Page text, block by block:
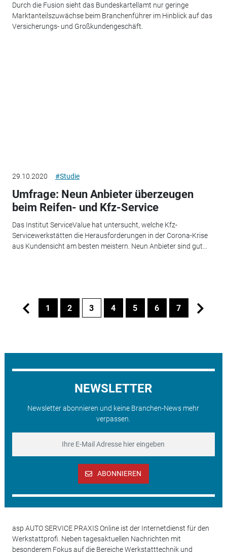
Durch die Fusion sieht das Bundeskartellamt nur geringe
Marktanteilszuwächse beim Branchenführer im Hinblick auf das
Versicherungs- und Großkundengeschäft.
29.10.2020 #Studie
Umfrage: Neun Anbieter überzeugen
beim Reifen- und Kfz-Service
Das Institut ServiceValue hat untersucht, welche Kfz-
Servicewerkstätten die Herausforderungen in der Corona-Krise
aus Kundensicht am besten meistern. Neun Anbieter sind gut...
1 2 3 4 5 6 7
NEWSLETTER
Newsletter abonnieren und keine Branchen-News mehr
verpassen.
ABONNIEREN
asp AUTO SERVICE PRAXIS Online ist der Internetdienst für den
Werkstattprofi. Neben tagesaktuellen Nachrichten mit
besonderem Fokus auf die Bereiche Werkstatttechnik und